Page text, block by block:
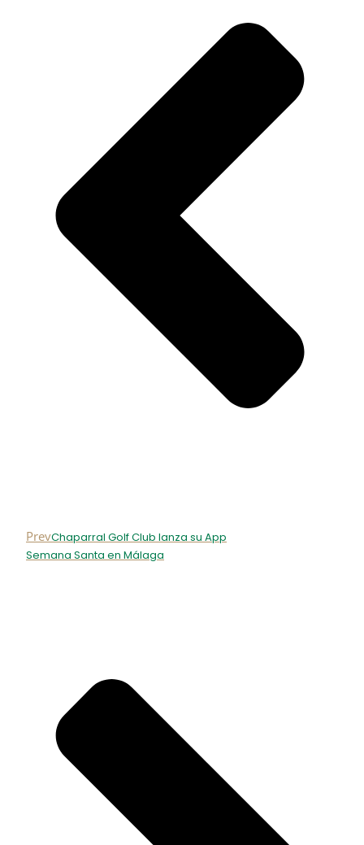
PrevChaparral Golf Club lanza su App
Semana Santa en Málaga